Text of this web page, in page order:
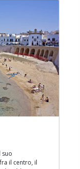
suo
il centro, il